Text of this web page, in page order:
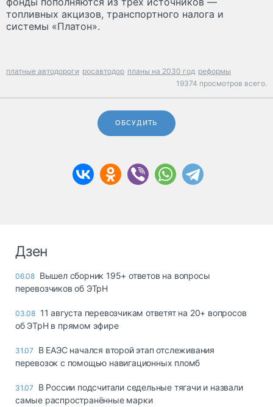
топливных акцизов, транспортного налога и
системы «Платон».
платные автодороги росавтодор планы на 2030 год реформы
19374 просмотров всего.
ОБСУДИТЬ
Дзен
06.08 Вышел сборник 195+ ответов на вопросы
перевозчиков об ЭТрН
03.08 11 августа перевозчикам ответят на 20+ вопросов
об ЭТрН в прямом эфире
31.07
В ЕАЭС начался второй этап отслеживания
перевозок с помощью навигационных пломб
31.07
В России подсчитали седельные тягачи и назвали
самые распространённые марки